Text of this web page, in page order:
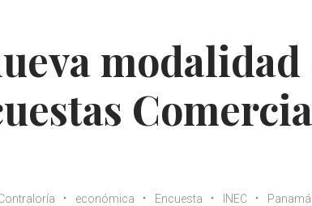
modalidad
económica Encuesta INEC Panamá